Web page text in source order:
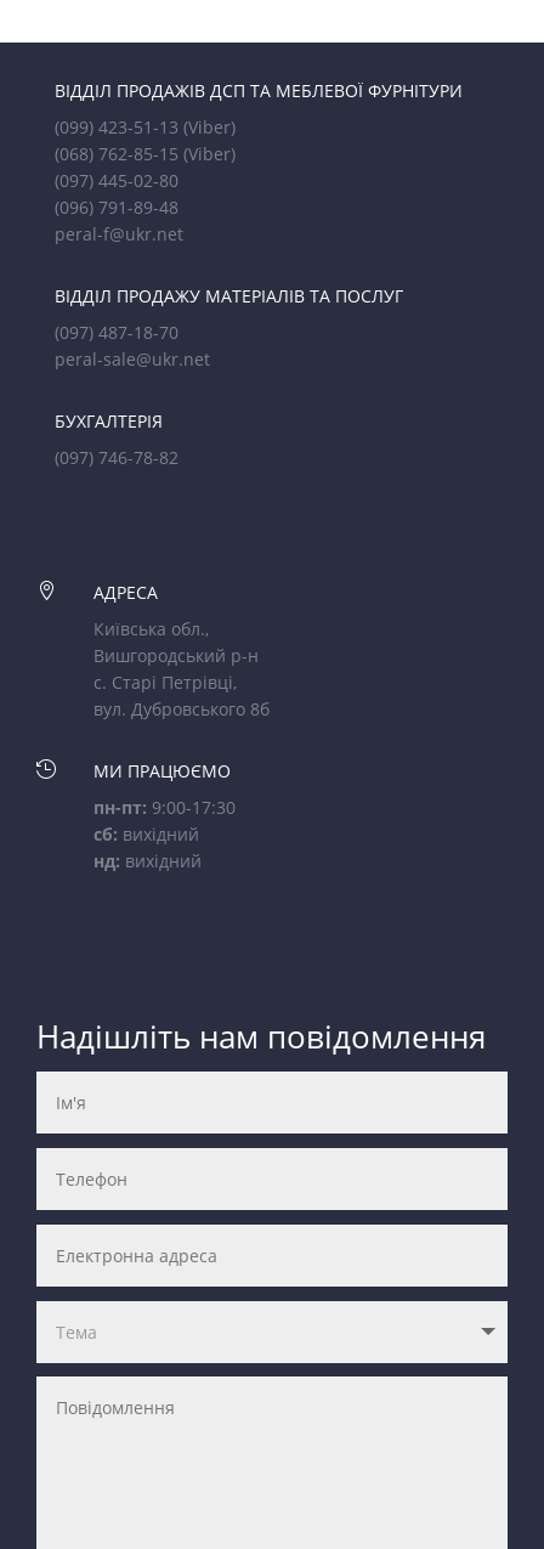
ВІДДІЛ ПРОДАЖІВ ДСП ТА МЕБЛЕВОЇ ФУРНІТУРИ
(099) 423-51-13 (Viber)
(068) 762-85-15 (Viber)
(097) 445-02-80
(096) 791-89-48
peral-f@ukr.net
ВІДДІЛ ПРОДАЖУ МАТЕРІАЛІВ ТА ПОСЛУГ
(097) 487-18-70
peral-sale@ukr.net
БУХГАЛТЕРІЯ
(097) 746-78-82

АДРЕСА
Київська обл.,
Вишгородський р-н
с. Старі Петрівці,
вул. Дубровського 8б

МИ ПРАЦЮЄМО
пн-пт: 9:00-17:30
сб: вихідний
нд: вихідний
Надішліть нам повідомлення